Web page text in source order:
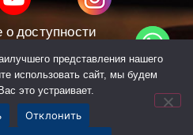
доступности
представления нашего
использовать сайт, мы будем
это устраивает.
Отклонить